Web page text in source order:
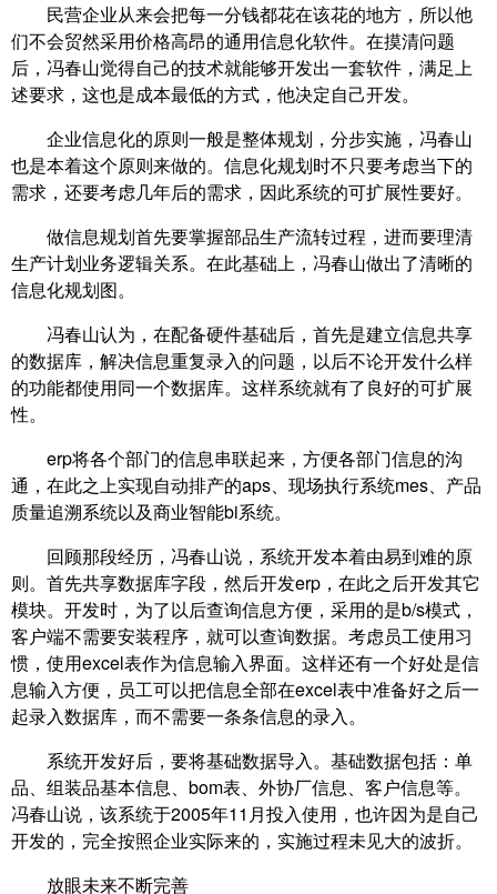
民营企业从来会把每一分钱都花在该花的地方，所以他
们不会贸然采用价格高昂的通用信息化软件。在摸清问题
后，冯春山觉得自己的技术就能够开发出一套软件，满足上
述要求，这也是成本最低的方式，他决定自己开发。
企业信息化的原则一般是整体规划，分步实施，冯春山
也是本着这个原则来做的。信息化规划时不只要考虑当下的
需求，还要考虑几年后的需求，因此系统的可扩展性要好。
做信息规划首先要掌握部品生产流转过程，进而要理清
生产计划业务逻辑关系。在此基础上，冯春山做出了清晰的
信息化规划图。
冯春山认为，在配备硬件基础后，首先是建立信息共享
的数据库，解决信息重复录入的问题，以后不论开发什么样
的功能都使用同一个数据库。这样系统就有了良好的可扩展
性。
erp将各个部门的信息串联起来，方便各部门信息的沟
通，在此之上实现自动排产的aps、现场执行系统mes、产品
质量追溯系统以及商业智能bi系统。
回顾那段经历，冯春山说，系统开发本着由易到难的原
则。首先共享数据库字段，然后开发erp，在此之后开发其它
模块。开发时，为了以后查询信息方便，采用的是b/s模式，
客户端不需要安装程序，就可以查询数据。考虑员工使用习
惯，使用excel表作为信息输入界面。这样还有一个好处是信
息输入方便，员工可以把信息全部在excel表中准备好之后一
起录入数据库，而不需要一条条信息的录入。
系统开发好后，要将基础数据导入。基础数据包括：单
品、组装品基本信息、bom表、外协厂信息、客户信息等。
冯春山说，该系统于2005年11月投入使用，也许因为是自己
开发的，完全按照企业实际来的，实施过程未见大的波折。
放眼未来不断完善